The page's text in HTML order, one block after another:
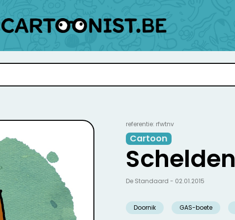
referentie: rfwtnv
Cartoon
Schelden
Doornik GAS-boete
De Standaard - 02.01.2015